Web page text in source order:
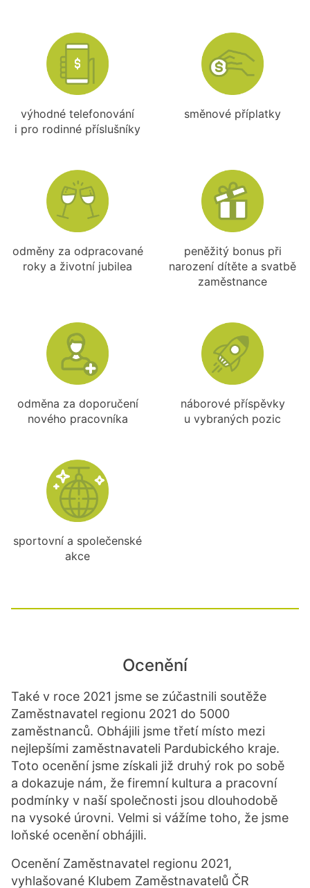
výhodné telefonování
i pro rodinné příslušníky
směnové příplatky
odměny za odpracované
roky a životní jubilea
peněžitý bonus při
narození dítěte a svatbě
zaměstnance
odměna za doporučení
nového pracovníka
náborové příspěvky
u vybraných pozic
sportovní a společenské
akce
Ocenění
Také v roce 2021 jsme se zúčastnili soutěže
Zaměstnavatel regionu 2021 do 5000
zaměstnanců. Obhájili jsme třetí místo mezi
nejlepšími zaměstnavateli Pardubického kraje.
Toto ocenění jsme získali již druhý rok po sobě
a dokazuje nám, že firemní kultura a pracovní
podmínky v naší společnosti jsou dlouhodobě
na vysoké úrovni. Velmi si vážíme toho, že jsme
loňské ocenění obhájili.
Ocenění Zaměstnavatel regionu 2021,
vyhlašované Klubem Zaměstnavatelů ČR